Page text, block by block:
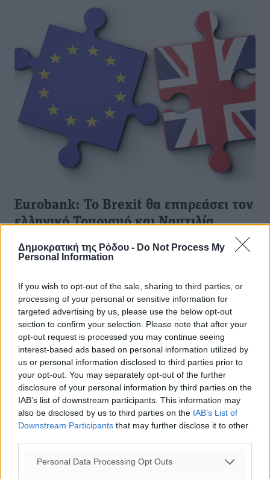
Δημοκρατική της Ρόδου - Do Not Process My
Personal Information
If you wish to opt-out of the sale, sharing to third parties, or
processing of your personal or sensitive information for
targeted advertising by us, please use the below opt-out
section to confirm your selection. Please note that after your
opt-out request is processed you may continue seeing
interest-based ads based on personal information utilized by
us or personal information disclosed to third parties prior to
your opt-out. You may separately opt-out of the further
disclosure of your personal information by third parties on the
IAB’s list of downstream participants. This information may
also be disclosed by us to third parties on the IAB’s List of
Downstream Participants that may further disclose it to other
Personal Data Processing Opt Outs
Eurobank: To Brexit θα επηρεάσει τον
ελληνικό Τουρισμό και Ναυτιλία
Τις ενδεχόμενες μακροοικονομικές επιπτώσεις του
Brexit για το Ηνωμένο Βασίλειο (Η.Β.), την παγκόσμια
Eurobank, με τίτλο ...
18.04.17, 16:32